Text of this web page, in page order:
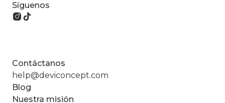
Síguenos
Contáctanos
help@deviconcept.com
Blog
Nuestra misión